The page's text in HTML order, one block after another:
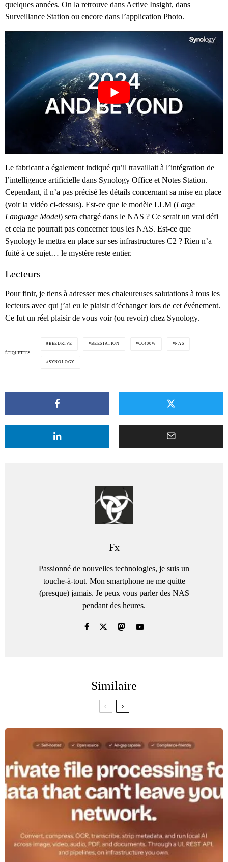
quelques années. On la retrouve dans Active Insight, dans
Surveillance Station ou encore dans l’application Photo.
Le fabricant a également indiqué qu’il travaillait à l’intégration de
l’intelligence artificielle dans Synology Office et Notes Station.
Cependant, il n’a pas précisé les détails concernant sa mise en place
(voir la vidéo ci-dessus). Est-ce que le modèle LLM (Large
Language Model) sera chargé dans le NAS ? Ce serait un vrai défi
et cela ne pourrait pas concerner tous les NAS. Est-ce que
Synology le mettra en place sur ses infrastructures C2 ? Rien n’a
fuité à ce sujet… le mystère reste entier.
Lecteurs
Pour finir, je tiens à adresser mes chaleureuses salutations à tous les
lecteurs avec qui j’ai eu le plaisir d’échanger lors de cet événement.
Ce fut un réel plaisir de vous voir (ou revoir) chez Synology.
ÉTIQUETTES
BEEDRIVE BEESTATION CC400W NAS
SYNOLOGY
Fx
Passionné de nouvelles technologies, je suis un
touche-à-tout. Mon smartphone ne me quitte
(presque) jamais. Je peux vous parler des NAS
pendant des heures.
Similaire